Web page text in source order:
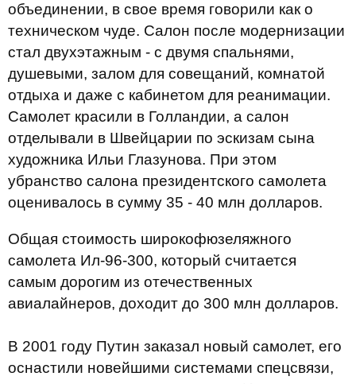
объединении, в свое время говорили как о
техническом чуде. Салон после модернизации
стал двухэтажным - с двумя спальнями,
душевыми, залом для совещаний, комнатой
отдыха и даже с кабинетом для реанимации.
Самолет красили в Голландии, а салон
отделывали в Швейцарии по эскизам сына
художника Ильи Глазунова. При этом
убранство салона президентского самолета
оценивалось в сумму 35 - 40 млн долларов.
Общая стоимость широкофюзеляжного
самолета Ил-96-300, который считается
самым дорогим из отечественных
авиалайнеров, доходит до 300 млн долларов.
В 2001 году Путин заказал новый самолет, его
оснастили новейшими системами спецсвязи,